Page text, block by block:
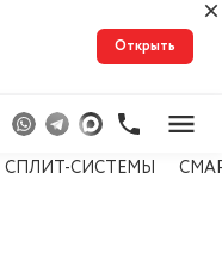
Открыть
СПЛИТ-СИСТЕМЫ